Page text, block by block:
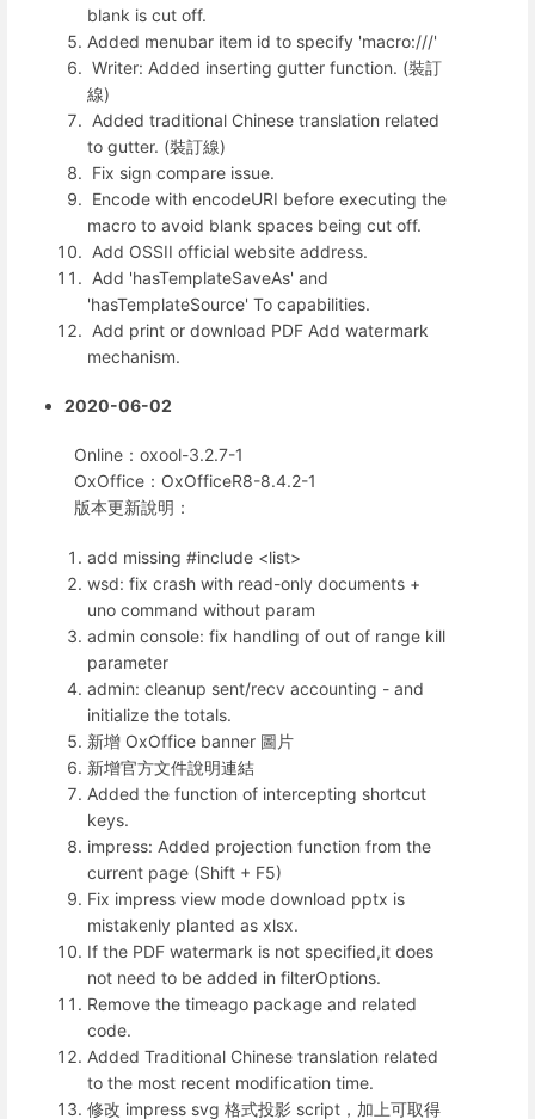
blank is cut off.
Added menubar item id to specify 'macro:///'
Writer: Added inserting gutter function. (裝訂
線)
Added traditional Chinese translation related
to gutter. (裝訂線)
Fix sign compare issue.
Encode with encodeURI before executing the
macro to avoid blank spaces being cut off.
Add OSSII official website address.
Add 'hasTemplateSaveAs' and
'hasTemplateSource' To capabilities.
Add print or download PDF Add watermark
mechanism.
2020-06-02
Online：oxool-3.2.7-1
OxOffice：OxOfficeR8-8.4.2-1
版本更新說明：
add missing #include <list>
wsd: fix crash with read-only documents +
uno command without param
admin console: fix handling of out of range kill
parameter
admin: cleanup sent/recv accounting - and
initialize the totals.
新增 OxOffice banner 圖片
新增官方文件說明連結
Added the function of intercepting shortcut
keys.
impress: Added projection function from the
current page (Shift + F5)
Fix impress view mode download pptx is
mistakenly planted as xlsx.
If the PDF watermark is not specified,it does
not need to be added in filterOptions.
Remove the timeago package and related
code.
Added Traditional Chinese translation related
to the most recent modification time.
修改 impress svg 格式投影 script，加上可取得